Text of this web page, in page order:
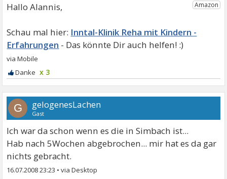
Hallo Alannis,
Inntal-Klinik Reha mit Kindern -
Erfahrungen
x 3
G gelogenesLachen
Gast
Ich war da schon wenn es die in Simbach ist...
Hab nach 5Wochen abgebrochen... mir hat es da gar
nichts gebracht.
16.07.2008 23:23 •